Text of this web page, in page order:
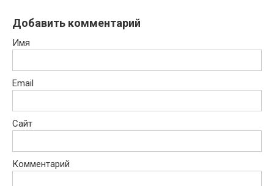
Добавить комментарий
Имя
Email
Сайт
Комментарий